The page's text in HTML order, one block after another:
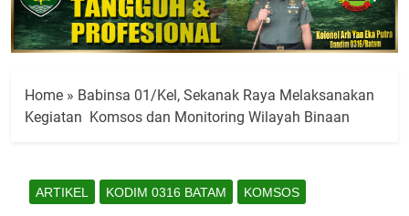
Home » Babinsa 01/Kel, Sekanak Raya Melaksanakan
Kegiatan Komsos dan Monitoring Wilayah Binaan
ARTIKEL KODIM 0316 BATAM KOMSOS